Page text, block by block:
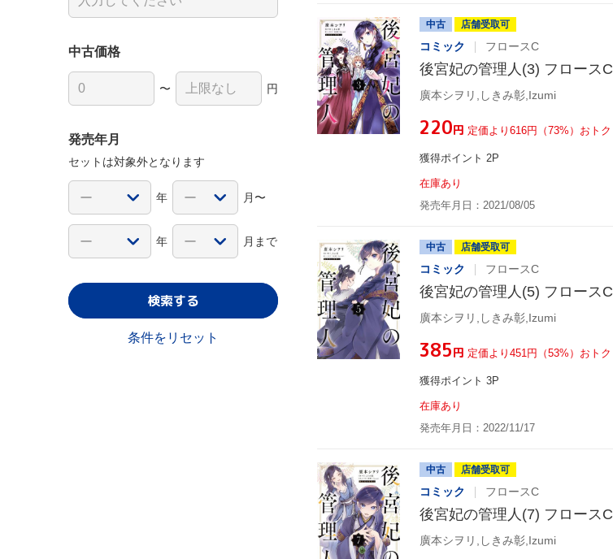
中古 店舗受取可
コミック フロースC
後宮妃の管理人(3) フロースC
廣本シヲリ,しきみ彰,Izumi
¥220円 定価より616円（73%）おトク
獲得ポイント 2P
在庫あり
発売年月日：2021/08/05
中古 店舗受取可
コミック フロースC
後宮妃の管理人(5) フロースC
廣本シヲリ,しきみ彰,Izumi
¥385円 定価より451円（53%）おトク
獲得ポイント 3P
在庫あり
発売年月日：2022/11/17
中古 店舗受取可
コミック フロースC
後宮妃の管理人(7) フロースC
廣本シヲリ,しきみ彰,Izumi
中古価格
〜 円
発売年月
セットは対象外となります
年 月〜
年 月まで
検索する
条件をリセット